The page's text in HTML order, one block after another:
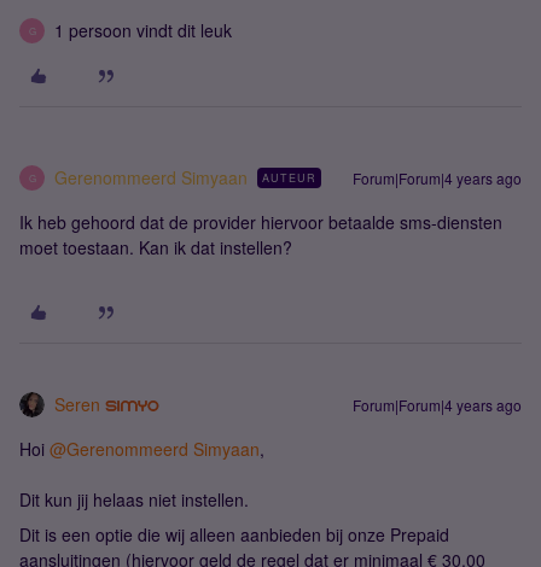
G 1 persoon vindt dit leuk
G Gerenommeerd Simyaan AUTEUR Forum|Forum|4 years ago
Ik heb gehoord dat de provider hiervoor betaalde sms-diensten
moet toestaan. Kan ik dat instellen?
Seren Forum|Forum|4 years ago
Hoi @Gerenommeerd Simyaan,
Dit kun jij helaas niet instellen.
Dit is een optie die wij alleen aanbieden bij onze Prepaid
aansluitingen (hiervoor geld de regel dat er minimaal € 30.00